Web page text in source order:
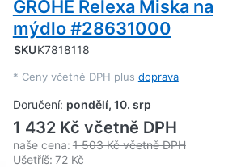
GROHE Relexa Miska na
mýdlo #28631000
SKUK7818118
* Ceny včetně DPH plus doprava
Doručení: pondělí, 10. srp
1 432 Kč včetně DPH
naše cena: 1 503 Kč včetně DPH
Ušetříš: 72 Kč